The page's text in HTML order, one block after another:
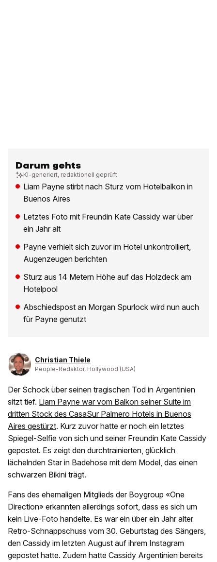
Darum gehts
KI-generiert, redaktionell geprüft
Liam Payne stirbt nach Sturz vom Hotelbalkon in
Buenos Aires
Letztes Foto mit Freundin Kate Cassidy war über
ein Jahr alt
Payne verhielt sich zuvor im Hotel unkontrolliert,
Augenzeugen berichten
Sturz aus 14 Metern Höhe auf das Holzdeck am
Hotelpool
Abschiedspost an Morgan Spurlock wird nun auch
für Payne genutzt
Christian Thiele
People-Redaktor, Hollywood (USA)
Der Schock über seinen tragischen Tod in Argentinien
sitzt tief. Liam Payne war vom Balkon seiner Suite im
dritten Stock des CasaSur Palmero Hotels in Buenos
Aires gestürzt. Kurz zuvor hatte er noch ein letztes
Spiegel-Selfie von sich und seiner Freundin Kate Cassidy
gepostet. Es zeigt den durchtrainierten, glücklich
lächelnden Star in Badehose mit dem Model, das einen
schwarzen Bikini trägt.
Fans des ehemaligen Mitglieds der Boygroup «One
Direction» erkannten allerdings sofort, dass es sich um
kein Live-Foto handelte. Es war ein über ein Jahr alter
Retro-Schnappschuss vom 30. Geburtstag des Sängers,
den Cassidy im letzten August auf ihrem Instagram
gepostet hatte. Zudem hatte Cassidy Argentinien bereits